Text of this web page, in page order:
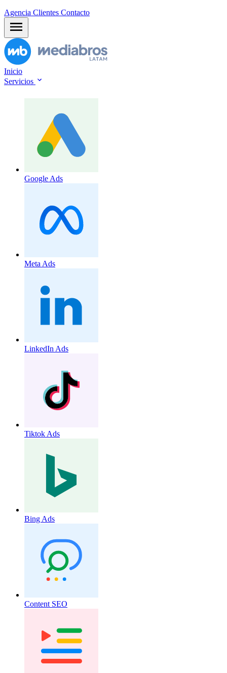
Agencia Clientes Contacto
Inicio
Servicios
Google Ads
Meta Ads
LinkedIn Ads
Tiktok Ads
Bing Ads
Content SEO